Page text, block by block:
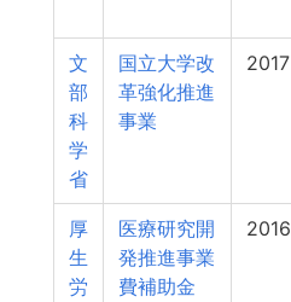
文
部
科
学
省
国立大学改
革強化推進
事業
2017
厚
生
労
医療研究開
発推進事業
費補助金
2016